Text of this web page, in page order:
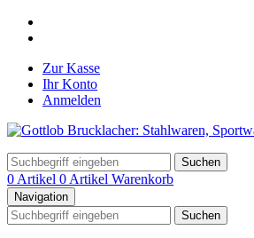
Zur Kasse
Ihr Konto
Anmelden
Suchen
0 Artikel 0 Artikel Warenkorb
Navigation
Suchen